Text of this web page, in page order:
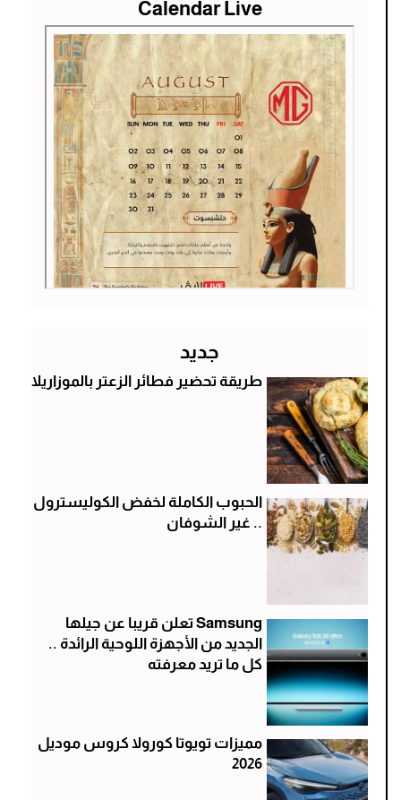
Calendar Live
جديد
طريقة تحضير فطائر الزعتر بالموزاريلا
الحبوب الكاملة لخفض الكوليسترول
.. غير الشوفان
Samsung تعلن قريبا عن جيلها
الجديد من الأجهزة اللوحية الرائدة ..
كل ما تريد معرفته
مميزات تويوتا كورولا كروس موديل
2026